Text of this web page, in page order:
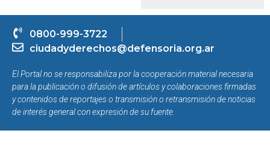
0800-999-3722
ciudadyderechos@defensoria.org.ar
El Portal no se responsabiliza por la cooperación material necesaria
para la publicación o difusión de artículos y colaboraciones firmadas
y contenidos de reportajes o transmisión o retransmisión de noticias
de interés general con expresión de su fuente.